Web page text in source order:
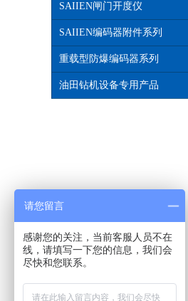
SAIIEN闸门开度仪
SAIIEN编码器附件系列
重载型防爆编码器系列
油田钻机设备专用产品
请您留言
感谢您的关注，当前客服人员不在
线，请填写一下您的信息，我们会
尽快和您联系。